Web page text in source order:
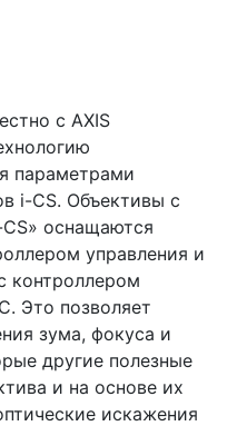
с AXIS
параметрами
i-CS. Объективы с
оснащаются
управления и
контроллером
C. Это позволяет
зума, фокуса и
другие полезные
и на основе их
искажения